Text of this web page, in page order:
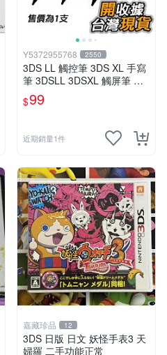
Y5372955768 2550
3DS LL 觸控筆 3DS XL 手寫
筆 3DSLL 3DSXL 觸屏筆 黑
色
$99
近期銷量1件
嘉藏珍品 12
3DS 日版 日文 妖怪手表3 天
婦羅 二手功能正常